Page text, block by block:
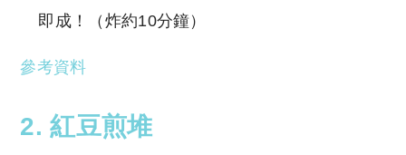
即成！（炸約10分鐘）
參考資料
2. 紅豆煎堆